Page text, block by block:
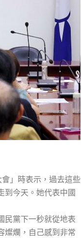
」時表示，過去這些
到今天。她代表中國
民黨下一秒就從地表
燦爛，自己感到非常